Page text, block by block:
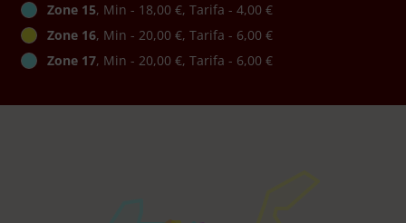
Zone 15, Min - 18,00 €, Tarifa - 4,00 €
Zone 16, Min - 20,00 €, Tarifa - 6,00 €
Zone 17, Min - 20,00 €, Tarifa - 6,00 €